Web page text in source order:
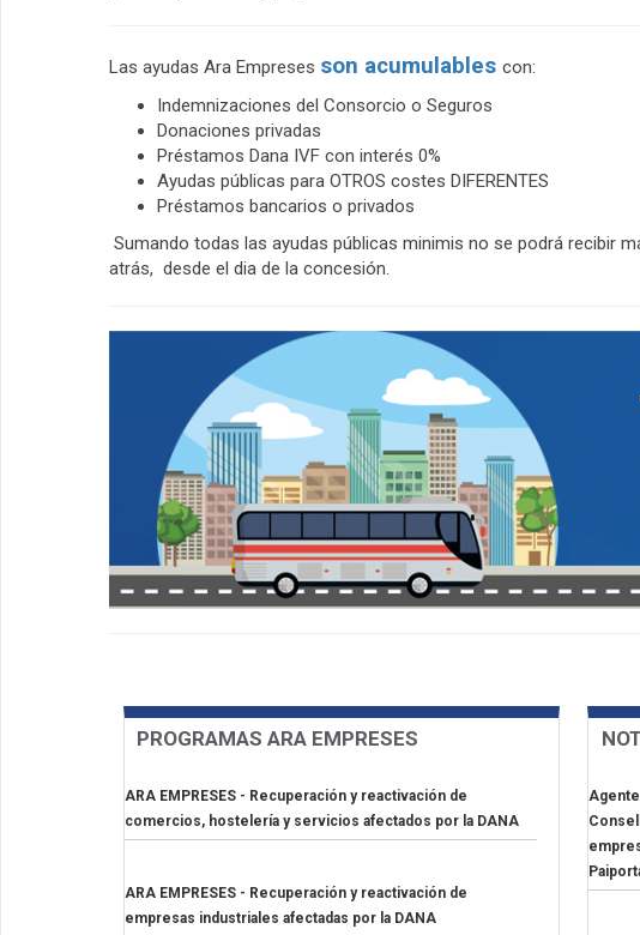
Las ayudas Ara Empreses son acumulables con:
Indemnizaciones del Consorcio o Seguros
Donaciones privadas
Préstamos Dana IVF con interés 0%
Ayudas públicas para OTROS costes DIFERENTES
Préstamos bancarios o privados
Sumando todas las ayudas públicas minimis no se podrá recibir
atrás, desde el dia de la concesión.
PROGRAMAS ARA EMPRESES
ARA EMPRESES - Recuperación y reactivación de
comercios, hostelería y servicios afectados por la DANA
ARA EMPRESES - Recuperación y reactivación de
empresas industriales afectadas por la DANA